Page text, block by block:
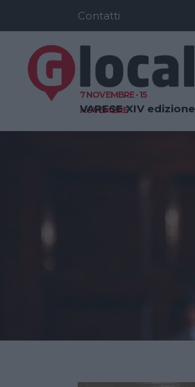
Contatti
7 NOVEMBRE - 15
NOVEMBRE
VARESE XIV edizione